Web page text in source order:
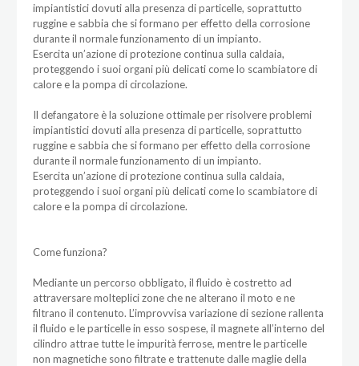
impiantistici dovuti alla presenza di particelle, soprattutto
ruggine e sabbia che si formano per effetto della corrosione
durante il normale funzionamento di un impianto.
Esercita un’azione di protezione continua sulla caldaia,
proteggendo i suoi organi più delicati come lo scambiatore di
calore e la pompa di circolazione.
Il defangatore è la soluzione ottimale per risolvere problemi
impiantistici dovuti alla presenza di particelle, soprattutto
ruggine e sabbia che si formano per effetto della corrosione
durante il normale funzionamento di un impianto.
Esercita un’azione di protezione continua sulla caldaia,
proteggendo i suoi organi più delicati come lo scambiatore di
calore e la pompa di circolazione.
Come funziona?
Mediante un percorso obbligato, il fluido è costretto ad
attraversare molteplici zone che ne alterano il moto e ne
filtrano il contenuto. L’improvvisa variazione di sezione rallenta
il fluido e le particelle in esso sospese, il magnete all’interno del
cilindro attrae tutte le impurità ferrose, mentre le particelle
non magnetiche sono filtrate e trattenute dalle maglie della